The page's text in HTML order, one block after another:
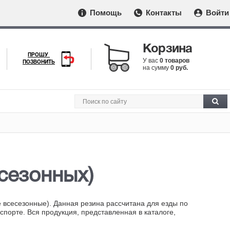
Помощь Контакты Войти
ПРОШУ
ПОЗВОНИТЬ
Корзина
У вас 0 товаров
на сумму 0 руб.
Данная резина рассчитана для езды по
Вся продукция, представленная в каталоге,